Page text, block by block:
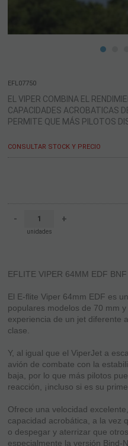
EFL07750
EL VIPER COMBINA EL
CAPACIDADES ACROBATICAS
PERMITE QUE MÁS PILOTOS
CONSULTAR STOCK Y PRECIO
-
unidades
+
EFLITE VIPER 64MM EDF
El E-flite Viper 64mm EDF es
populares modelos de 70 mm
experiencia de un jet diferente
clase.
Y, al igual que el ViperJet a
avión de combate con la
baja, por lo que más pilotos
reacción, ¡incluso si es su
Ofrece una velocidad
capacidad acrobática, a la vez
o despegar y aterrizar que
especialmente la versión Bind-